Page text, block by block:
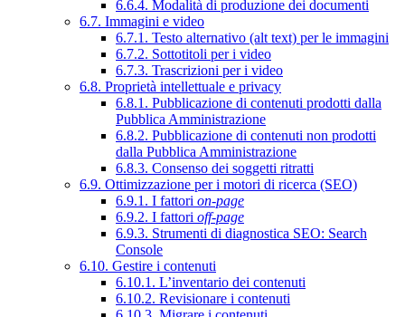
6.6.4. Modalità di produzione dei documenti
6.7. Immagini e video
6.7.1. Testo alternativo (alt text) per le immagini
6.7.2. Sottotitoli per i video
6.7.3. Trascrizioni per i video
6.8. Proprietà intellettuale e privacy
6.8.1. Pubblicazione di contenuti prodotti dalla
Pubblica Amministrazione
6.8.2. Pubblicazione di contenuti non prodotti
dalla Pubblica Amministrazione
6.8.3. Consenso dei soggetti ritratti
6.9. Ottimizzazione per i motori di ricerca (SEO)
6.9.1. I fattori on-page
6.9.2. I fattori off-page
6.9.3. Strumenti di diagnostica SEO: Search
Console
6.10. Gestire i contenuti
6.10.1. L’inventario dei contenuti
6.10.2. Revisionare i contenuti